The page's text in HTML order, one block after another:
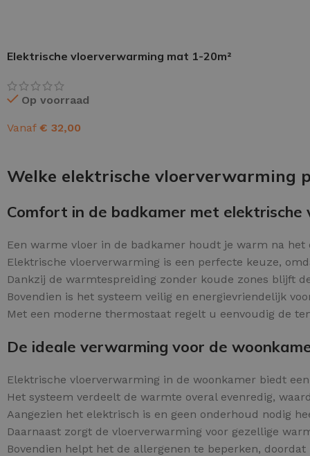
Tegelprimer
Gietvloer Epoxy
Elektrische vloerverwarming mat 1-20m²
Op voorraad
Vanaf € 32,00
Welke elektrische vloerverwarming
Comfort in de badkamer met elektrische
Een warme vloer in de badkamer houdt je warm na
Elektrische vloerverwarming is een perfecte keuze,
Dankzij de warmtespreiding zonder koude zones blijft
Bovendien is het systeem veilig en energievriendelijk
Met een moderne thermostaat regelt u eenvoudig de
De ideale verwarming voor de
Elektrische vloerverwarming in de woonkamer biedt
Het systeem verdeelt de warmte overal evenredig,
Aangezien het elektrisch is en geen onderhoud nodig
Daarnaast zorgt de vloerverwarming voor gezellige
Bovendien helpt het de allergenen te beperken,